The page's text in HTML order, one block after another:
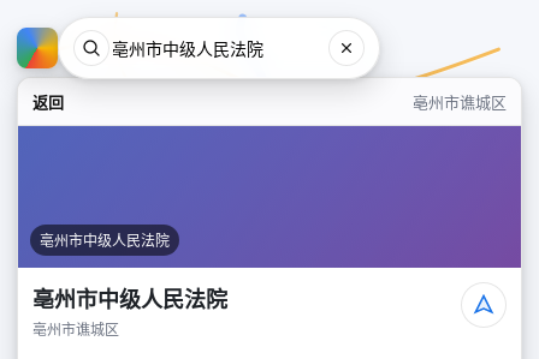
返回 亳州市谯城区
亳州市中级人民法院
亳州市中级人民法院
亳州市谯城区